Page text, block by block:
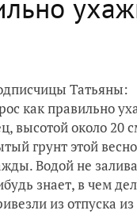
Татьяны:
как правильно
высотой около 20
грунт этой
Водой не
знает, в чем
из отпуска